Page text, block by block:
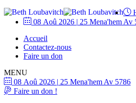
08 Aoû 2026 | 25 Mena'hem Av
Accueil
Contactez-nous
Faire un don
MENU
08 Aoû 2026 | 25 Mena'hem Av 5786
Faire un don !